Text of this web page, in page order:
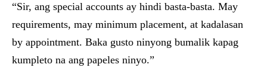
“Sir, ang special accounts ay hindi basta-basta. May
requirements, may minimum placement, at kadalasan
by appointment. Baka gusto ninyong bumalik kapag
kumpleto na ang papeles ninyo.”